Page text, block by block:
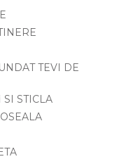
TEVI DE
SI STICLA